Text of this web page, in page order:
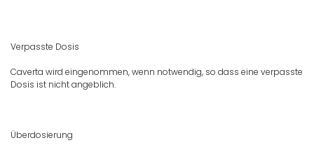
Verpasste Dosis
Caverta wird eingenommen, wenn notwendig, so dass eine verpasste
Dosis ist nicht angeblich.
Überdosierung